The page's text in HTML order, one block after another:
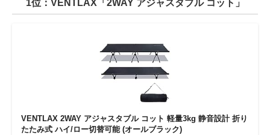
1位：VENTLAX「2WAY アジャスタブル コット」
VENTLAX 2WAY アジャスタブル コット 軽量3kg 静音設計 折り
たたみ式 ハイ/ロー切替可能 (オールブラック)